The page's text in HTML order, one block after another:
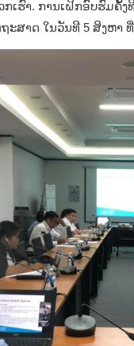
ຮົາ. ການເຝິກອົບຮົມຄັ້ງ
ະສາດ ໃນວັນທີ 5 ສິງຫາ